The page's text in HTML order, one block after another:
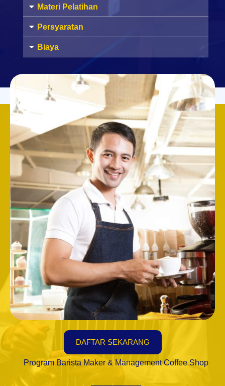
Materi Pelatihan
Persyaratan
Biaya
DAFTAR SEKARANG
Program Barista Maker & Management Coffee Shop